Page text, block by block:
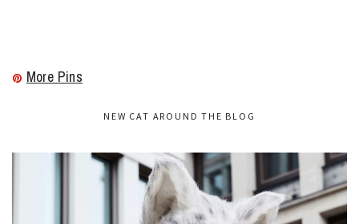
More Pins
NEW CAT AROUND THE BLOG